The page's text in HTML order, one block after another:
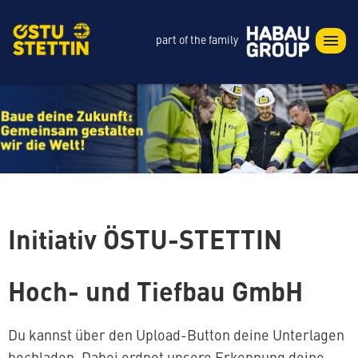
part of the family
Initiativ ÖSTU-STETTIN
Hoch- und Tiefbau GmbH
Du kannst über den Upload-Button deine Unterlagen